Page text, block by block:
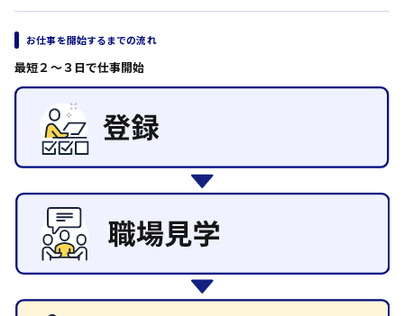
配送・ドライバー
安芸太田町
日給9000円～
日給10000円以上
お仕事を開始するまでの流れ
最短２〜３日で仕事開始